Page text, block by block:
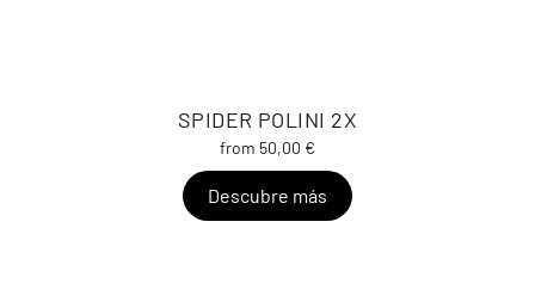
SPIDER POLINI 2X
from 50,00 €
Descubre más